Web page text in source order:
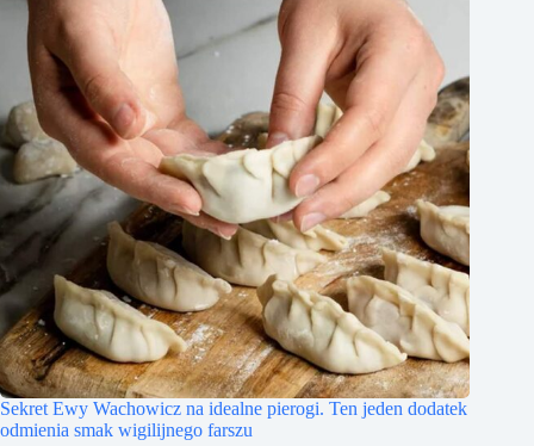
Sekret Ewy Wachowicz na idealne pierogi. Ten jeden dodatek
odmienia smak wigilijnego farszu